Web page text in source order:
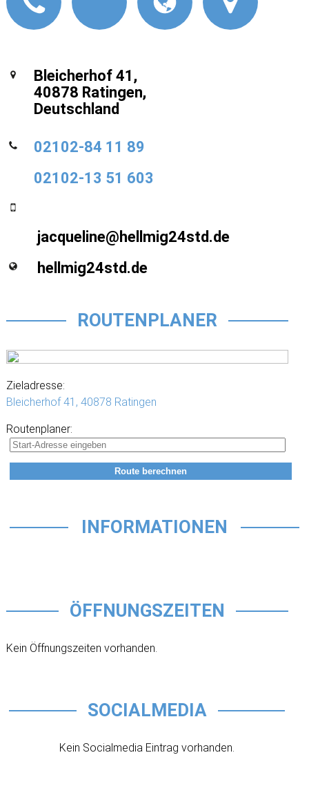
Bleicherhof 41,
40878 Ratingen,
Deutschland
02102-84 11 89
02102-13 51 603
jacqueline@hellmig24std.de
hellmig24std.de
ROUTENPLANER
Zieladresse:
Bleicherhof 41, 40878 Ratingen
Routenplaner:
INFORMATIONEN
ÖFFNUNGSZEITEN
Kein Öffnungszeiten vorhanden.
SOCIALMEDIA
Kein Socialmedia Eintrag vorhanden.